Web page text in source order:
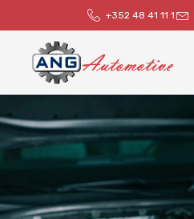
+352 48 41 11 1